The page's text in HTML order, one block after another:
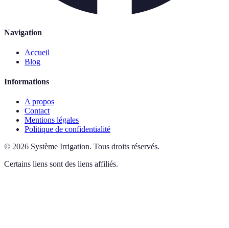
Navigation
Accueil
Blog
Informations
A propos
Contact
Mentions légales
Politique de confidentialité
© 2026 Système Irrigation. Tous droits réservés.
Certains liens sont des liens affiliés.